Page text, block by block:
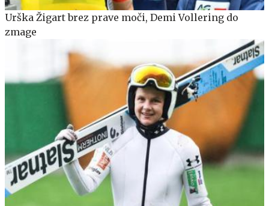
Urška Žigart brez prave moči, Demi Vollering do
zmage